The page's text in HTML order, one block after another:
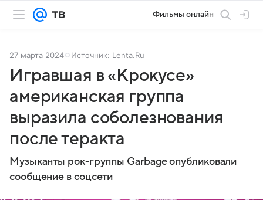
Фильмы онлайн
27 марта 2024 Источник: Lenta.Ru
Игравшая в «Крокусе»
американская группа
выразила соболезнования
после теракта
Музыканты рок-группы Garbage опубликовали
сообщение в соцсети